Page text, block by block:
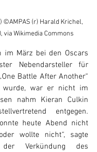
©AMPAS (r) Harald Krichel,
via Wikimedia Commons
im März bei den Oscars
Nebendarsteller für
Battle After Another“
wurde, war er nicht im
nahm Kieran Culkin
entgegen.
heute Abend nicht
wollte nicht“, sagte
Verkündung des